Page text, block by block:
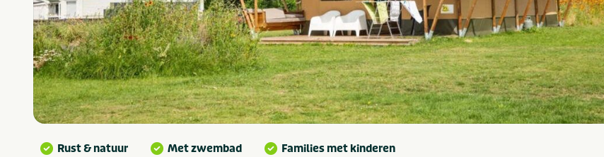
Rust & natuur Met zwembad Families met kinderen